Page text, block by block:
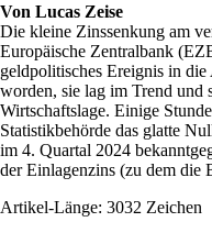
Von Lucas Zeise
Die kleine Zinssenkung am
Europäische Zentralbank
geldpolitisches Ereignis in
worden, sie lag im Trend und
Wirtschaftslage. Einige
Statistikbehörde das glatte
im 4. Quartal 2024
der Einlagenzins (zu dem die
Artikel-Länge: 3032 Zeichen